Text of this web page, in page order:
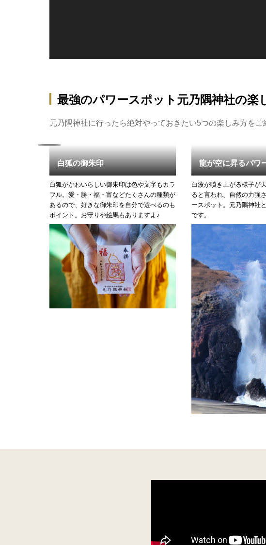
最強のパワースポット元乃隅神社の楽
元乃隅神社に行ったら絶対やっておきたい5つの楽しみ方をご
白狐の御朱印
白狐がかわいらしい御朱印は色や文字もカラ
フル。愛・勝・福・富などたくさんの種類が
あるので、好きな御朱印を自分で選べるのも
ポイント。お守りや絵馬もありますよ♪
龍が空に昇るパワ
白波が噴き上がる様子が
ると言われ、自然の力強
ースポット。元乃隅神社
です。